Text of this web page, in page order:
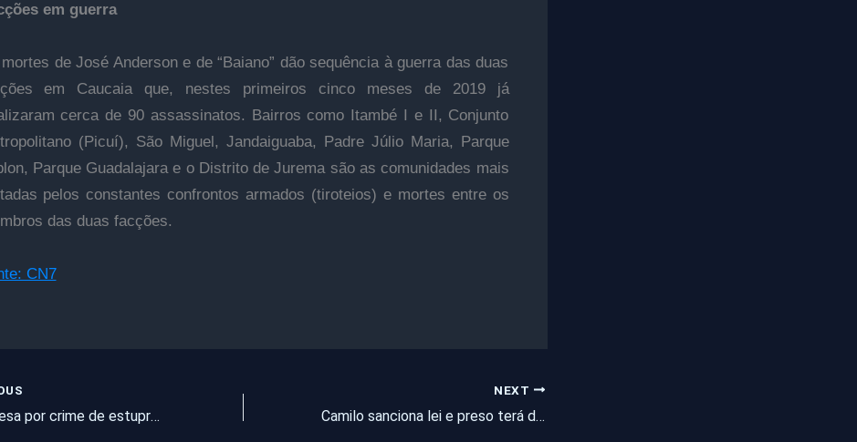
em guerra
de José Anderson e de “Baiano” dão sequência à guerra das duas
em Caucaia que, nestes primeiros cinco meses de 2019 já
cerca de 90 assassinatos. Bairros como Itambé I e II, Conjunto
(Picuí), São Miguel, Jandaiguaba, Padre Júlio Maria, Parque
Parque Guadalajara e o Distrito de Jurema são as comunidades mais
pelos constantes confrontos armados (tiroteios) e mortes entre os
das duas facções.
CN7
Mãe é presa por crime de estupro contra a própria filha de 12 anos, em Fortim, no Ceará
NEXT
Camilo sanciona lei e preso terá de pagar R$ 169 mensais por tornozeleira eletrônica